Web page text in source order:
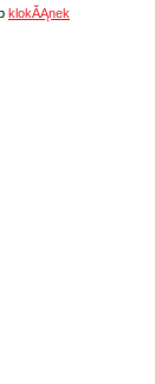
klokĂĄnek